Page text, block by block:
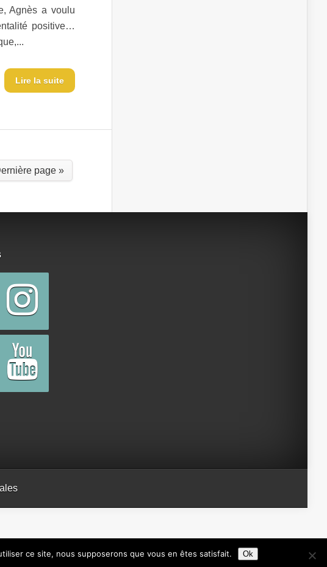
Agnès a voulu
positive…
Lire la suite
page »
ce site, nous supposerons que vous en êtes satisfait. Ok